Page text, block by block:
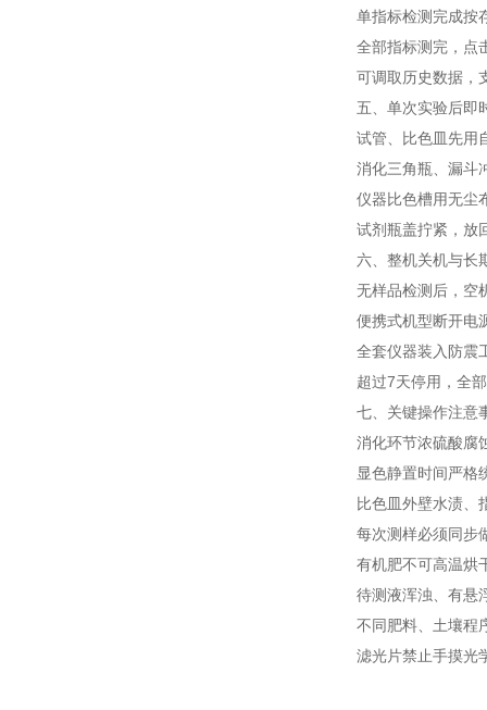
单指标检测完成按存
全部指标测完，点击
可调取历史数据，支
五、单次实验后即
试管、比色皿先用自
消化三角瓶、漏斗冲
仪器比色槽用无尘
试剂瓶盖拧紧，放
六、整机关机与长
无样品检测后，空
便携式机型断开电
全套仪器装入防震工
超过7天停用，全部
七、关键操作注意
消化环节浓硫酸腐蚀
显色静置时间严格统
比色皿外壁水渍、指
每次测样必须同步做
有机肥不可高温烘干
待测液浑浊、有悬浮
不同肥料、土壤程序
滤光片禁止手摸光学